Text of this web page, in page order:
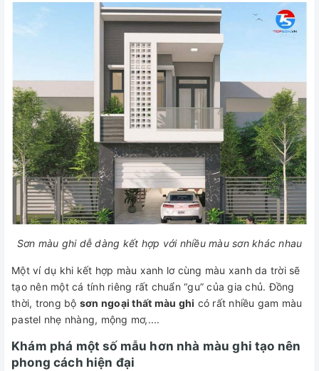
Sơn màu ghi dễ dàng kết hợp với nhiều màu sơn khác nhau
Một ví dụ khi kết hợp màu xanh lơ cùng màu xanh da trời sẽ
tạo nên một cá tính riêng rất chuẩn “gu” của gia chủ. Đồng
thời, trong bộ sơn ngoại thất màu ghi có rất nhiều gam màu
pastel nhẹ nhàng, mộng mơ,....
Khám phá một số mẫu hơn nhà màu ghi tạo nên
phong cách hiện đại